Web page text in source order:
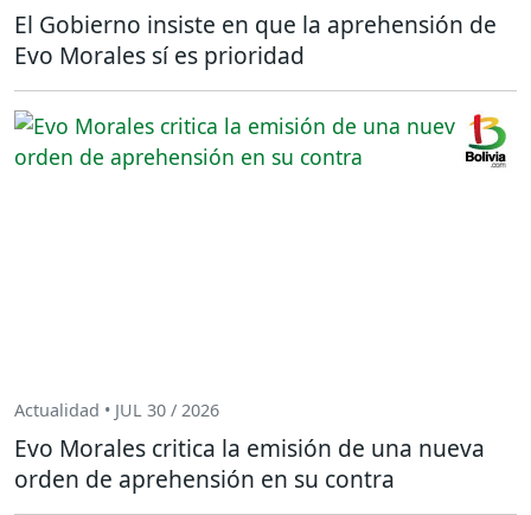
El Gobierno insiste en que la aprehensión de
Evo Morales sí es prioridad
Actualidad • JUL 30 / 2026
Evo Morales critica la emisión de una nueva
orden de aprehensión en su contra